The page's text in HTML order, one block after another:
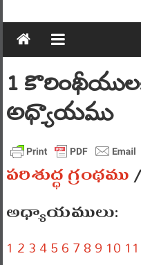
1
అధ్యాయము
పరిశుద్ధ గ్రంథము/
అధ్యాయములు:
1 23456789 10 11